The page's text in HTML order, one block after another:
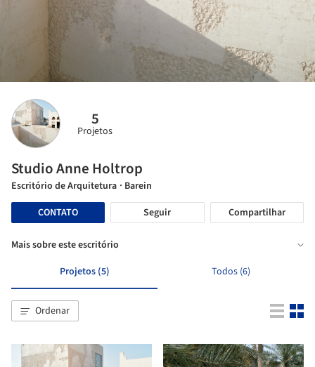
5
Projetos
Studio Anne Holtrop
Escritório de Arquitetura · Barein
CONTATO
Seguir Compartilhar
Mais sobre este escritório
Projetos (5)
Todos (6)
Ordenar